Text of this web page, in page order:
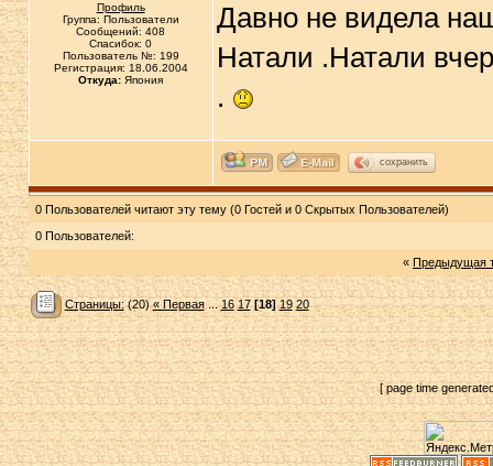
Профиль
Группа: Пользователи
Сообщений: 408
Спасибок: 0
Пользователь №: 199
Регистрация: 18.06.2004
Откуда: Япония
Давно не видела
Натали .Натали
.
сохранить
0 Пользователей читают эту тему (0 Гостей и 0 Скрытых Пользователей)
0 Пользователей:
« Предыдущая
Страницы: (20)« Первая...16 17 [18] 19 20
[ page time